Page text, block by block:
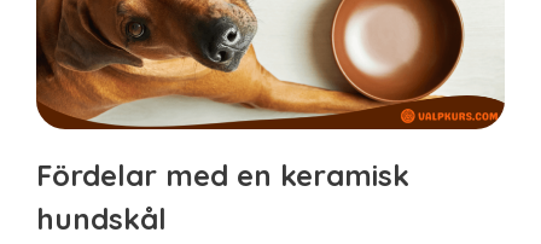
Fördelar med en keramisk
hundskål